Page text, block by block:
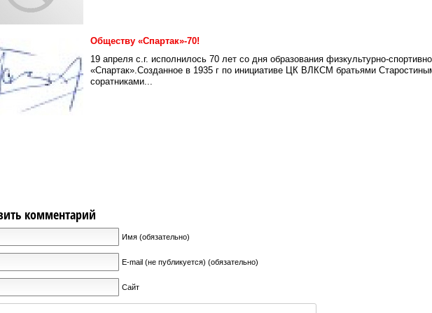
Обществу «Спартак»-70!
19 апреля с.г. исполнилось 70 лет со дня образования физкультурно-
«Спартак».Созданное в 1935 г по инициативе ЦК ВЛКСМ братьями
соратниками...
комментарий
Имя (обязательно)
E-mail (не публикуется) (обязательно)
Сайт